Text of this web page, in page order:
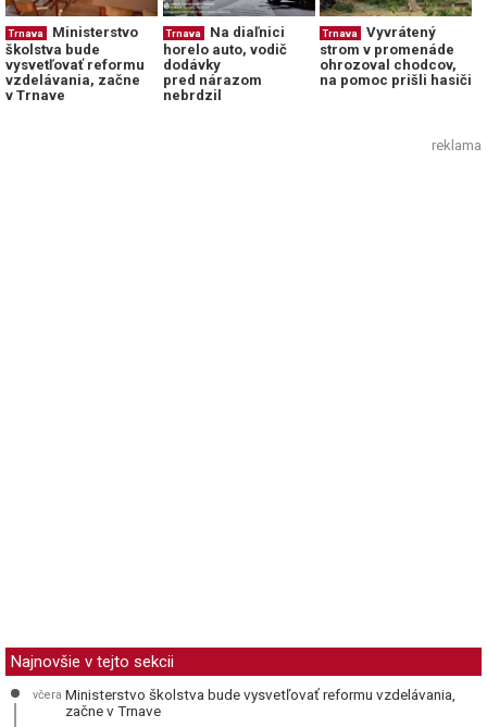
Trnava
Ministerstvo
školstva bude
vysvetľovať reformu
vzdelávania, začne
v Trnave
Trnava
Na diaľnici
horelo auto, vodič
dodávky
pred nárazom
nebrdzil
Trnava
Vyvrátený
strom v promenáde
ohrozoval chodcov,
na pomoc prišli hasiči
reklama
Najnovšie v tejto sekcii
včera Ministerstvo školstva bude vysvetľovať reformu vzdelávania,
začne v Trnave